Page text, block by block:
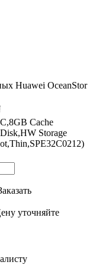
Huawei OceanStor
Cache
Storage
уточняйте